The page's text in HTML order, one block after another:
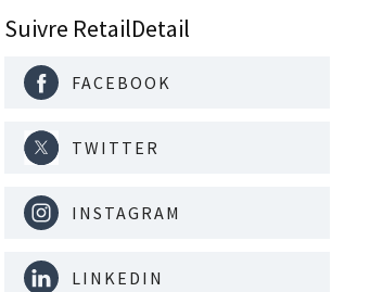
Suivre RetailDetail
FACEBOOK
TWITTER
INSTAGRAM
LINKEDIN